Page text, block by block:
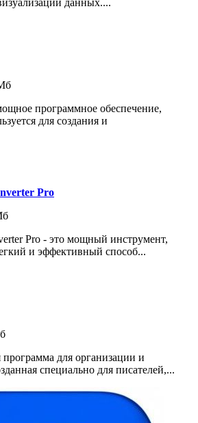
данных....
программное обеспечение,
для создания и
Pro
Pro - это мощный инструмент,
и эффективный способ...
для организации и
специально для писателей,...